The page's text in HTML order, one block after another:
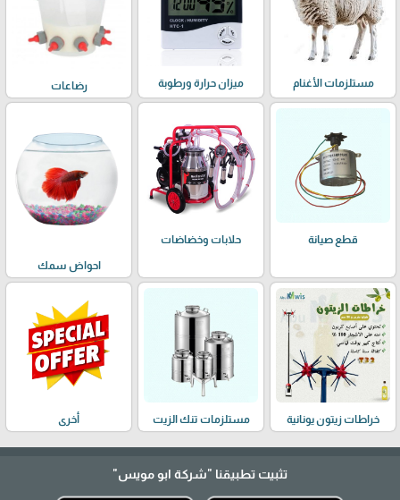
مستلزمات الأغنام ميزان حرارة ورطوبة رضاعات
قطع صيانة حلابات وخضاضات
احواض سمك
خراطات زيتون يونانية مستلزمات تنك الزيت أخرى
تثبيت تطبيقنا "شركة ابو مويس"